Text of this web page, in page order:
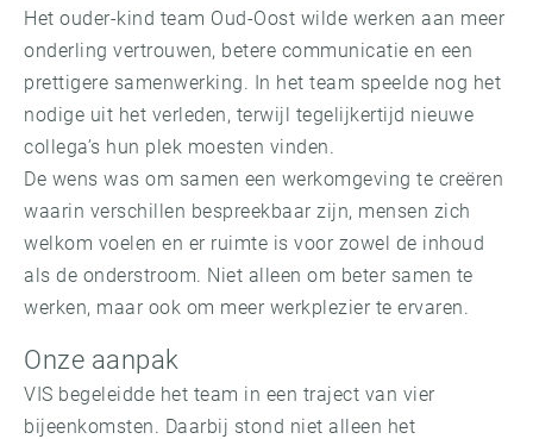
Het ouder-kind team Oud-Oost wilde werken aan meer
onderling vertrouwen, betere communicatie en een
prettigere samenwerking. In het team speelde nog het
nodige uit het verleden, terwijl tegelijkertijd nieuwe
collega’s hun plek moesten vinden.
De wens was om samen een werkomgeving te creëren
waarin verschillen bespreekbaar zijn, mensen zich
welkom voelen en er ruimte is voor zowel de inhoud
als de onderstroom. Niet alleen om beter samen te
werken, maar ook om meer werkplezier te ervaren.
Onze aanpak
VIS begeleidde het team in een traject van vier
bijeenkomsten. Daarbij stond niet alleen het